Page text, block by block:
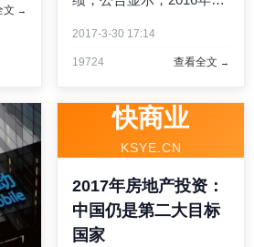
司
文
1%。净利润48.59亿元，
显示，净利润增长的主要
原因包括：联想集团2015
2017-3-30 17:14
19724 查看全文
快商业
KSYE.CN
2017年房地产投资：
中国仍是第二大目标
国家